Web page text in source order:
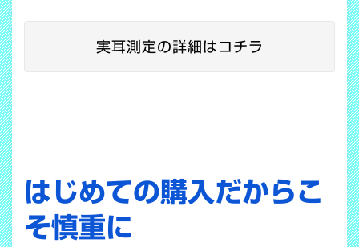
実耳測定の詳細はコチラ
はじめての購入だからこ
そ慎重に